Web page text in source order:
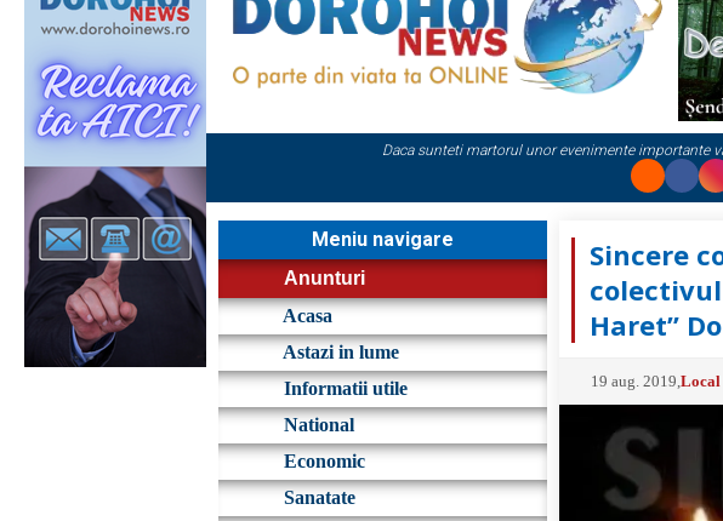
Daca sunteti martorul unor evenimente importante
Meniu navigare
Anunturi
Acasa
Astazi in lume
Informatii utile
National
Economic
Sanatate
Sincere
Haret”
19 aug. 2019 ,Local